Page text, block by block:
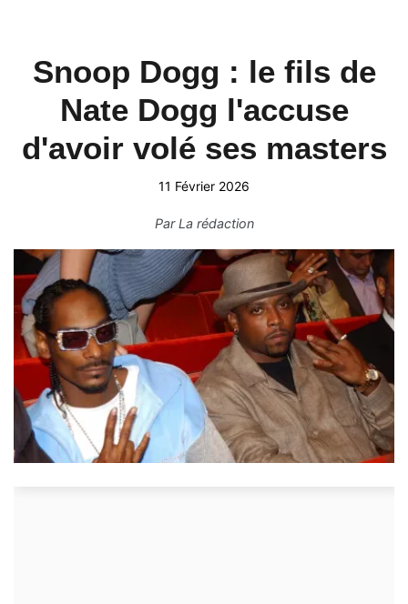
Snoop Dogg : le fils de
Nate Dogg l'accuse
d'avoir volé ses masters
11 Février 2026
ParLa rédaction